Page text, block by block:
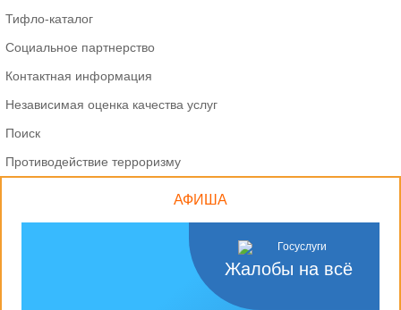
Тифло-каталог
Социальное партнерство
Контактная информация
Независимая оценка качества услуг
Поиск
Противодействие терроризму
АФИША
Жалобы на всё